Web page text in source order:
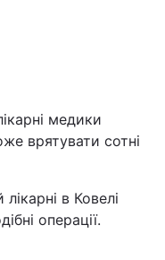
медики
врятувати сотні
в Ковелі
операції.